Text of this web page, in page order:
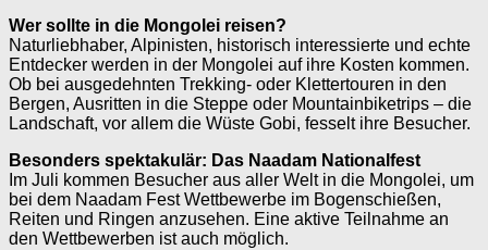
Wer sollte in die Mongolei reisen?
Naturliebhaber, Alpinisten, historisch interessierte und echte
Entdecker werden in der Mongolei auf ihre Kosten kommen.
Ob bei ausgedehnten Trekking- oder Klettertouren in den
Bergen, Ausritten in die Steppe oder Mountainbiketrips – die
Landschaft, vor allem die Wüste Gobi, fesselt ihre Besucher.
Besonders spektakulär: Das Naadam Nationalfest
Im Juli kommen Besucher aus aller Welt in die Mongolei, um
bei dem Naadam Fest Wettbewerbe im Bogenschießen,
Reiten und Ringen anzusehen. Eine aktive Teilnahme an
den Wettbewerben ist auch möglich.